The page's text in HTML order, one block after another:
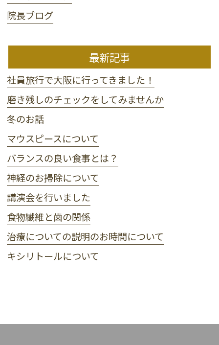
院長ブログ
最新記事
社員旅行で大阪に行ってきました！
磨き残しのチェックをしてみませんか
冬のお話
マウスピースについて
バランスの良い食事とは？
神経のお掃除について
講演会を行いました
食物繊維と歯の関係
治療についての説明のお時間について
キシリトールについて